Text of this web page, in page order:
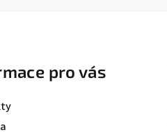
pro vás